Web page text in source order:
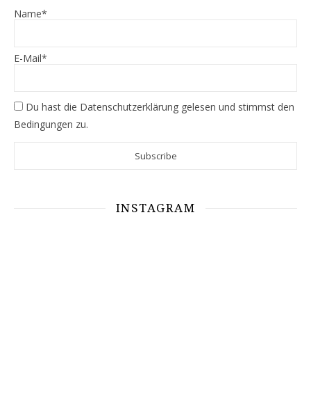
Name*
E-Mail*
Du hast die Datenschutzerklärung gelesen und stimmst den
Bedingungen zu.
INSTAGRAM